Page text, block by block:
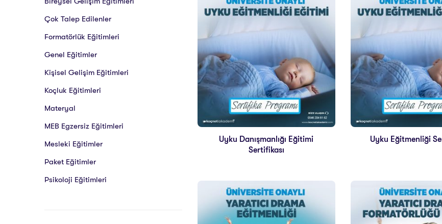
Çok Talep Edilenler
Formatörlük Eğitimleri
Genel Eğitimler
Kişisel Gelişim Eğitimleri
Koçluk Eğitimleri
Materyal
MEB Egzersiz Eğitimleri
Mesleki Eğitimler
Paket Eğitimler
Psikoloji Eğitimleri
Uyku Danışmanlığı Eğitimi
Sertifikası
Uyku Eğitmenliği